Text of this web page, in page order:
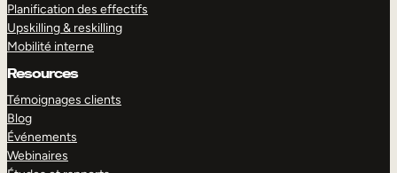
Planification des effectifs
Upskilling & reskilling
Mobilité interne
Resources
Témoignages clients
Blog
Événements
Webinaires